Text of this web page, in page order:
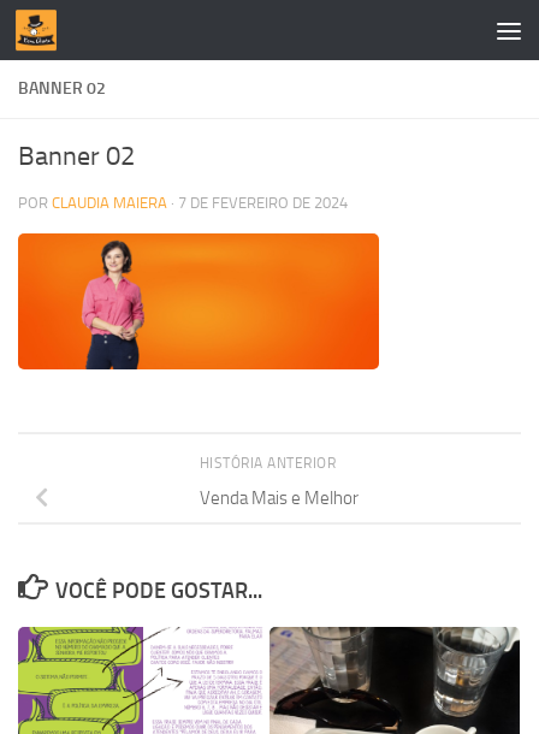
Skip to content
BANNER 02
Banner 02
POR CLAUDIA MAIERA · 7 DE FEVEREIRO DE 2024
HISTÓRIA ANTERIOR
Venda Mais e Melhor
VOCÊ PODE GOSTAR...